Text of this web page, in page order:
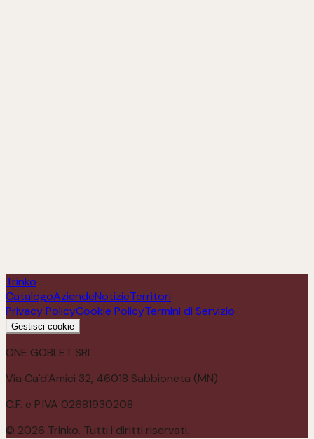
Trinko
CatalogoAziendeNotizieTerritori
Privacy PolicyCookie PolicyTermini di Servizio
Gestisci cookie
ONE GOBLET SRL
Via Ca'd'Amici 32, 46018 Sabbioneta (MN)
C.F. e P.IVA 02681930208
© 2026 Trinko. Tutti i diritti riservati.